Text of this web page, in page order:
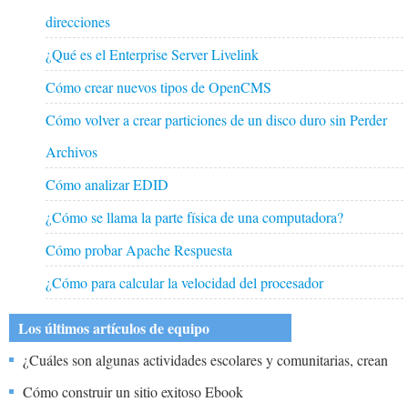
direcciones
¿Qué es el Enterprise Server Livelink
Cómo crear nuevos tipos de OpenCMS
Cómo volver a crear particiones de un disco duro sin Perder
Archivos
Cómo analizar EDID
¿Cómo se llama la parte física de una computadora?
Cómo probar Apache Respuesta
¿Cómo para calcular la velocidad del procesador
Los últimos artículos de equipo
¿Cuáles son algunas actividades escolares y comunitarias, crean
habilidades tecnológicas?
Cómo construir un sitio exitoso Ebook